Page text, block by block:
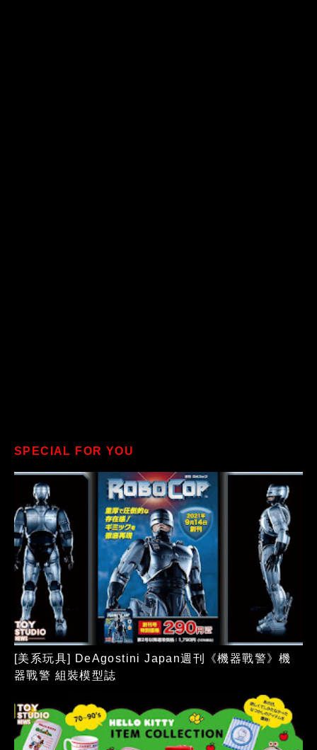
SPECIAL FOR YOU
[美系玩具] DeAgostini Japan週刊《機器戰警》機
器戰警 組裝模型誌